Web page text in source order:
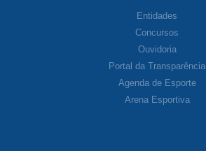
Entidades
Concursos
Ouvidoria
Portal da Transparência
Agenda de Esporte
Arena Esportiva